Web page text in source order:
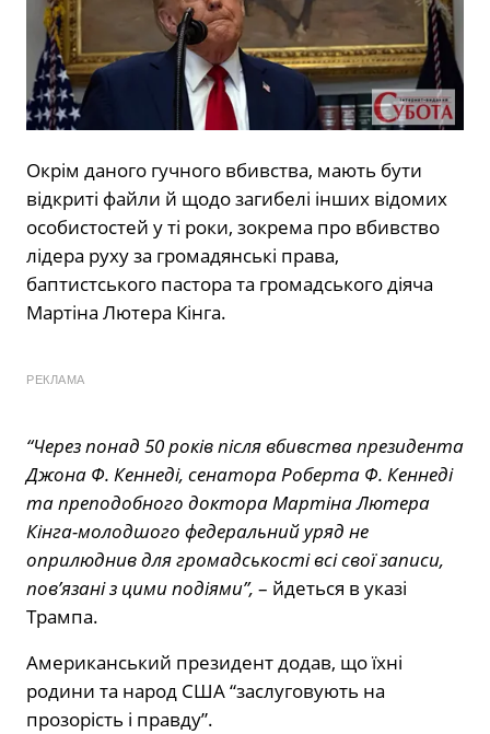
Окрім даного гучного вбивства, мають бути
відкриті файли й щодо загибелі інших відомих
особистостей у ті роки, зокрема про вбивство
лідера руху за громадянські права,
баптистського пастора та громадського діяча
Мартіна Лютера Кінга.
РЕКЛАМА
“Через понад 50 років після вбивства президента
Джона Ф. Кеннеді, сенатора Роберта Ф. Кеннеді
та преподобного доктора Мартіна Лютера
Кінга-молодшого федеральний уряд не
оприлюднив для громадськості всі свої записи,
пов’язані з цими подіями”, – йдеться в указі
Трампа.
Американський президент додав, що їхні
родини та народ США “заслуговують на
прозорість і правду”.